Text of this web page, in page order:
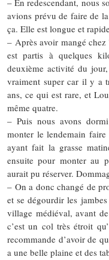
avions prévu de faire de
ça. Elle est longue et
– Après avoir mangé
est partis à quelques
deuxième activité du
vraiment super car il y a
ans, ce qui est rare, et
même quatre.
– Puis nous avons
monter le lendemain
ayant fait la grasse
ensuite pour monter au
aurait pu réserver.
– On a donc changé de
et se dégourdir les
village médiéval, avant
c’est un col très étroit
recommande d’avoir de
a une belle plaine et des